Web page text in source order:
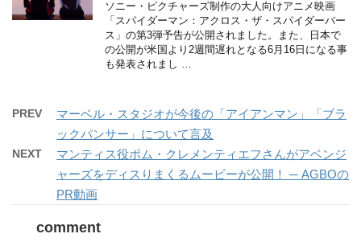
ソニー・ピクチャーズ制作の大人向けアニメ映画
「スパイダーマン：アクロス・ザ・スパイダーバー
ス」の第3弾予告が公開されました。また、日本で
の公開が米国より2週間遅れとなる6月16日になる事
も発表されまし …
PREV
マーベル・スタジオが今後の「アイアンマン」「ブラ
ックパンサー」について言及
NEXT
マンティス役ポム・クレメンティエフさんがアベンジ
ャーズをディスりまくるムービーが公開！ ─ AGBOの
PR動画
comment